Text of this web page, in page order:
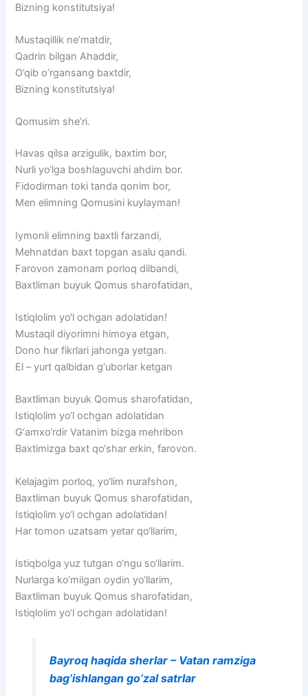
Bizning konstitutsiya!
Mustaqillik ne’matdir,
Qadrin bilgan Ahaddir,
O’qib o’rgansang baxtdir,
Bizning konstitutsiya!
Qomusim she’ri.
Havas qilsa arzigulik, baxtim bor,
Nurli yo‘lga boshlaguvchi ahdim bor.
Fidodirman toki tanda qonim bor,
Men elimning Qomusini kuylayman!
Iymonli elimning baxtli farzandi,
Mehnatdan baxt topgan asalu qandi.
Farovon zamonam porloq dilbandi,
Baxtliman buyuk Qomus sharofatidan,
Istiqlolim yo‘l ochgan adolatidan!
Mustaqil diyorimni himoya etgan,
Dono hur fikrlari jahonga yetgan.
El – yurt qalbidan g‘uborlar ketgan
Baxtliman buyuk Qomus sharofatidan,
Istiqlolim yo‘l ochgan adolatidan
G‘amxo‘rdir Vatanim bizga mehribon
Baxtimizga baxt qo‘shar erkin, farovon.
Kelajagim porloq, yo‘lim nurafshon,
Baxtliman buyuk Qomus sharofatidan,
Istiqlolim yo‘l ochgan adolatidan!
Har tomon uzatsam yetar qo‘llarim,
Istiqbolga yuz tutgan o‘ngu so‘llarim.
Nurlarga ko‘milgan oydin yo‘llarim,
Baxtliman buyuk Qomus sharofatidan,
Istiqlolim yo‘l ochgan adolatidan!
Bayroq haqida sherlar – Vatan ramziga
bag’ishlangan go’zal satrlar